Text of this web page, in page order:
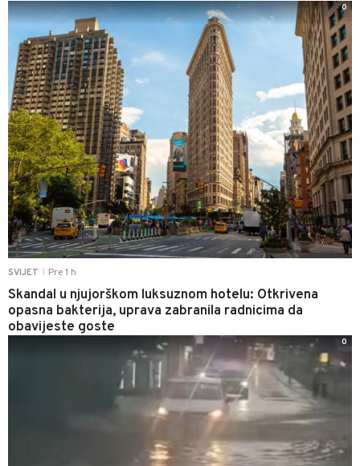
SVIJET Pre 1 h
Skandal u njujorškom luksuznom hotelu: Otkrivena
opasna bakterija, uprava zabranila radnicima da
obavijeste goste
0
0